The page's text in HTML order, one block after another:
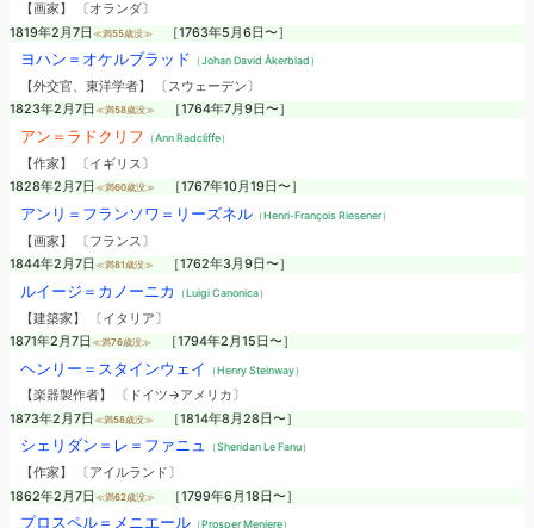
【画家】 〔オランダ〕
1819年2月7日 ≪満55歳没≫ ［1763年5月6日〜］
ヨハン＝オケルブラッド （Johan David Åkerblad）
【外交官、東洋学者】 〔スウェーデン〕
1823年2月7日 ≪満58歳没≫ ［1764年7月9日〜］
アン＝ラドクリフ （Ann Radcliffe）
【作家】 〔イギリス〕
1828年2月7日 ≪満60歳没≫ ［1767年10月19日〜］
アンリ＝フランソワ＝リーズネル（Henri-François Riesener）
【画家】 〔フランス〕
1844年2月7日 ≪満81歳没≫ ［1762年3月9日〜］
ルイージ＝カノーニカ （Luigi Canonica）
【建築家】 〔イタリア〕
1871年2月7日 ≪満76歳没≫ ［1794年2月15日〜］
ヘンリー＝スタインウェイ （Henry Steinway）
【楽器製作者】 〔ドイツ→アメリカ〕
1873年2月7日 ≪満58歳没≫ ［1814年8月28日〜］
シェリダン＝レ＝ファニュ （Sheridan Le Fanu）
【作家】 〔アイルランド〕
1862年2月7日 ≪満62歳没≫ ［1799年6月18日〜］
プロスペル＝メニエール（Prosper Meniere）